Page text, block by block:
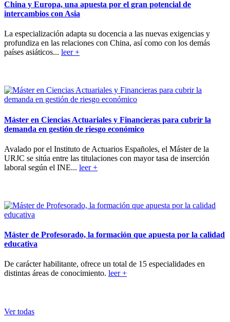
China y Europa, una apuesta por el gran potencial de
intercambios con Asia
La especialización adapta su docencia a las nuevas exigencias y
profundiza en las relaciones con China, así como con los demás
países asiáticos... leer +
Máster en Ciencias Actuariales y Financieras para cubrir la
demanda en gestión de riesgo económico
Avalado por el Instituto de Actuarios Españoles, el Máster de la
URJC se sitúa entre las titulaciones con mayor tasa de inserción
laboral según el INE... leer +
Máster de Profesorado, la formación que apuesta por la calidad
educativa
De carácter habilitante, ofrece un total de 15 especialidades en
distintas áreas de conocimiento. leer +
Ver todas